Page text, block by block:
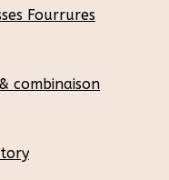
Fourrures
combinaison